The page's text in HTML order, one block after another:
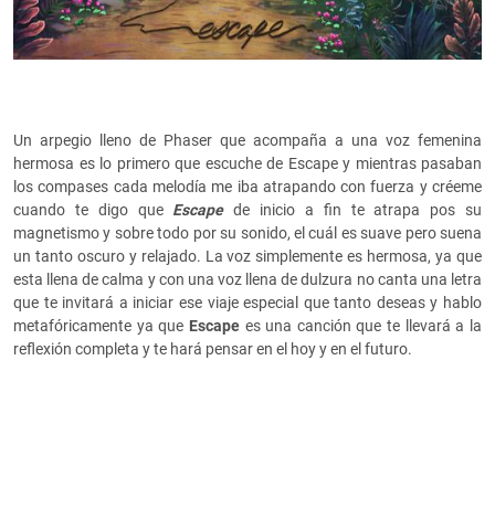
Un arpegio lleno de Phaser que acompaña a una voz femenina
hermosa es lo primero que escuche de Escape y mientras pasaban
los compases cada melodía me iba atrapando con fuerza y créeme
cuando te digo que Escapede inicio a fin te atrapa pos su
magnetismo y sobre todo por su sonido, el cuál es suave pero suena
un tanto oscuro y relajado. La voz simplemente es hermosa, ya que
esta llena de calma y con una voz llena de dulzura no canta una letra
que te invitará a iniciar ese viaje especial que tanto deseas y hablo
metafóricamente ya que Escapees una canción que te llevará a la
reflexión completa y te hará pensar en el hoy y en el futuro.